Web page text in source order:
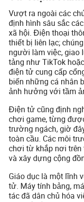
Vượt ra ngoài các
định hình sâu sắc
xã hội. Điện thoại
thiết bị liên lạc;
người làm việc, giao
tảng như TikTok
điện tử cung cấp
biến những cá nhân
ảnh hưởng với tầm
Điện tử cũng định
chơi game, từng
trường ngách, giờ
toàn cầu. Các môi
chơi từ khắp nơi trên
và xây dựng cộng
Giáo dục là một lĩnh
tử. Máy tính bảng,
tác đã dân chủ hóa